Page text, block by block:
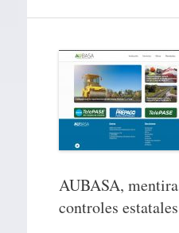
AUBASA,
controles estatales